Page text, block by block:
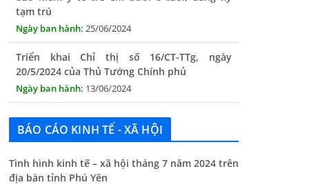
Triển khai Chỉ thị số 16/CT-TTg, ngày
20/5/2024 của Thủ Tướng Chính phủ
13/06/2024
Tăng cường lãnh đạo, chỉ đạo nâng cao cải
13/06/2024
tịch UBND xã tháng 11/2025
BÁO CÁO KINH TẾ - XÃ HỘI
Tình hình kinh tế – xã hội tháng 7 năm 2024 trên
địa bàn tỉnh Phú Yên